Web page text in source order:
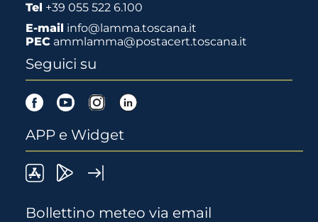
Tel +39 055 522 6.100
E-mail info@lamma.toscana.it
PEC ammlamma@postacert.toscana.it
Seguici su
FacebookYoutubeInstagram
APP e Widget
LaMMALamma
Bollettino meteo via email